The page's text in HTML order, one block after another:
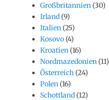
Großbritannien (30)
Irland (9)
Italien (25)
Kosovo (4)
Kroatien (16)
Nordmazedonien (11)
Österreich (24)
Polen (16)
Schottland (12)